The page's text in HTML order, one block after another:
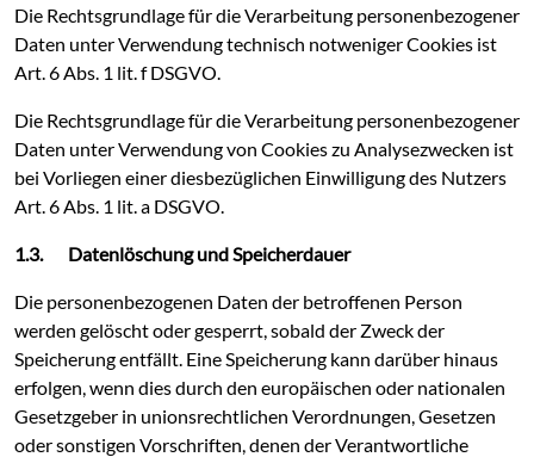
Die Rechtsgrundlage für die Verarbeitung personenbezogener
Daten unter Verwendung technisch notweniger Cookies ist
Art. 6 Abs. 1 lit. f DSGVO.
Die Rechtsgrundlage für die Verarbeitung personenbezogener
Daten unter Verwendung von Cookies zu Analysezwecken ist
bei Vorliegen einer diesbezüglichen Einwilligung des Nutzers
Art. 6 Abs. 1 lit. a DSGVO.
1.3. Datenlöschung und Speicherdauer
Die personenbezogenen Daten der betroffenen Person
werden gelöscht oder gesperrt, sobald der Zweck der
Speicherung entfällt. Eine Speicherung kann darüber hinaus
erfolgen, wenn dies durch den europäischen oder nationalen
Gesetzgeber in unionsrechtlichen Verordnungen, Gesetzen
oder sonstigen Vorschriften, denen der Verantwortliche